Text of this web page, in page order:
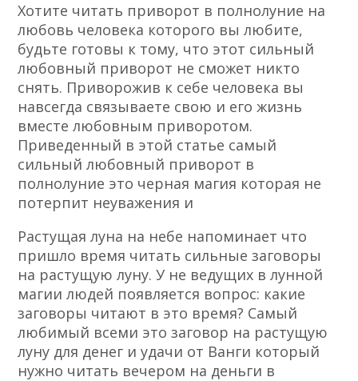
Хотите читать приворот в полнолуние на
любовь человека которого вы любите,
будьте готовы к тому, что этот сильный
любовный приворот не сможет никто
снять. Приворожив к себе человека вы
навсегда связываете свою и его жизнь
вместе любовным приворотом.
Приведенный в этой статье самый
сильный любовный приворот в
полнолуние это черная магия которая не
потерпит неуважения и
Растущая луна на небе напоминает что
пришло время читать сильные заговоры
на растущую луну. У не ведущих в лунной
магии людей появляется вопрос: какие
заговоры читают в это время? Самый
любимый всеми это заговор на растущую
луну для денег и удачи от Ванги который
нужно читать вечером на деньги в